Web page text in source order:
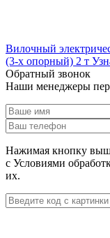
Вилочный
(3-х опорный) 2 т
Обратный звонок
Наши менеджеры
Нажимая кнопку
с Условиями
их.